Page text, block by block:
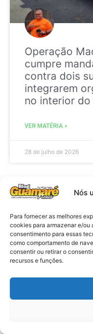
Nós
Para fornecer as melhores
cookies para armazenar e/ou
consentimento para essas
como comportamento de
consentir ou retirar o
recursos e funções.
Operação
cumpre
contra dois
integrarem
no interior do
VER MATÉRIA »
28 de julho de 2026
Agenda: 10ª